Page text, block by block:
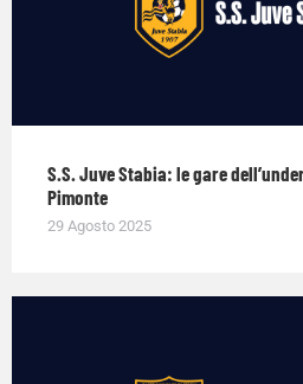
S.S. Juve Stabia: le gare
Pimonte
29 Agosto 2025